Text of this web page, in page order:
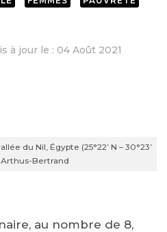
à jour le : 04 Août 2021
SUR FACEBOOK
SUR
du Nil, Égypte (25°22’ N – 30°23’
Arthus-Bertrand
au nombre de 8,